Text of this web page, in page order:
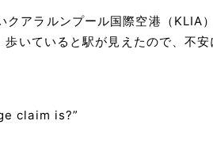
クアラルンプール国際空港（KLIA
いていると駅が見えたので、不
claim is?”